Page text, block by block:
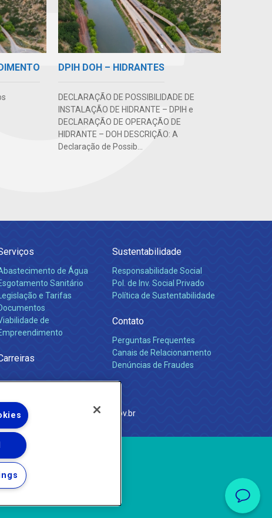
DPIH DOH – HIDRANTES
DECLARAÇÃO DE POSSIBILIDADE DE
INSTALAÇÃO DE HIDRANTE – DPIH e
DECLARAÇÃO DE OPERAÇÃO DE
HIDRANTE – DOH DESCRIÇÃO: A
Declaração de Possib...
de Água
Sanitário
e Tarifas
de
Sustentabilidade
Responsabilidade Social
Pol. de Inv. Social Privado
Política de Sustentabilidade
Contato
Perguntas Frequentes
Canais de Relacionamento
Denúncias de Fraudes
Janeiro
http://www.agenersa.rj.gov.br